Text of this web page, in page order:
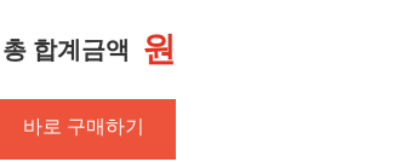
총 합계금액 원
바로 구매하기